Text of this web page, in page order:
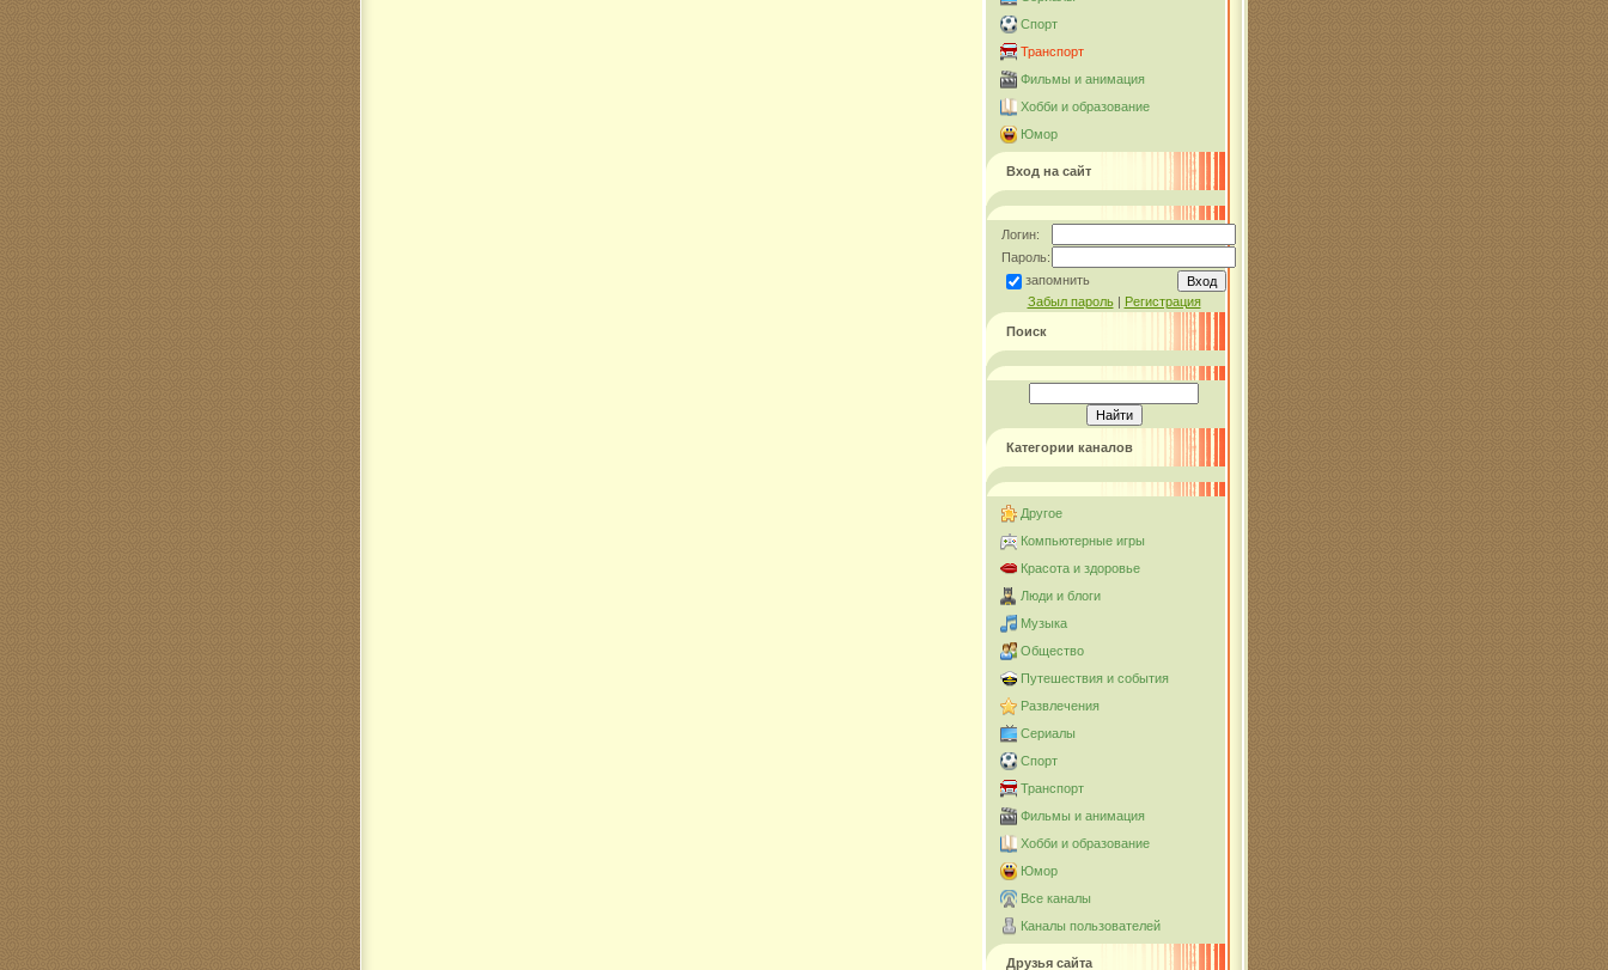
Спорт
Транспорт
Фильмы и анимация
Хобби и образование
Юмор
Вход на сайт
Логин:
Пароль:
запомнить
Забыл пароль| Регистрация
Поиск
Категории каналов
Другое
Компьютерные игры
Красота и здоровье
Люди и блоги
Музыка
Общество
Путешествия и события
Развлечения
Сериалы
Спорт
Транспорт
Фильмы и анимация
Хобби и образование
Юмор
Все каналы
Каналы пользователей
Друзья сайта